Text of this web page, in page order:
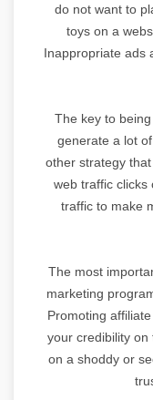
do not want to
toys on a
Inappropriate ads
The key to
generate a lot
other strategy
web traffic clicks
traffic to make
The most
marketing
Promoting
your credibility on
on a shoddy or